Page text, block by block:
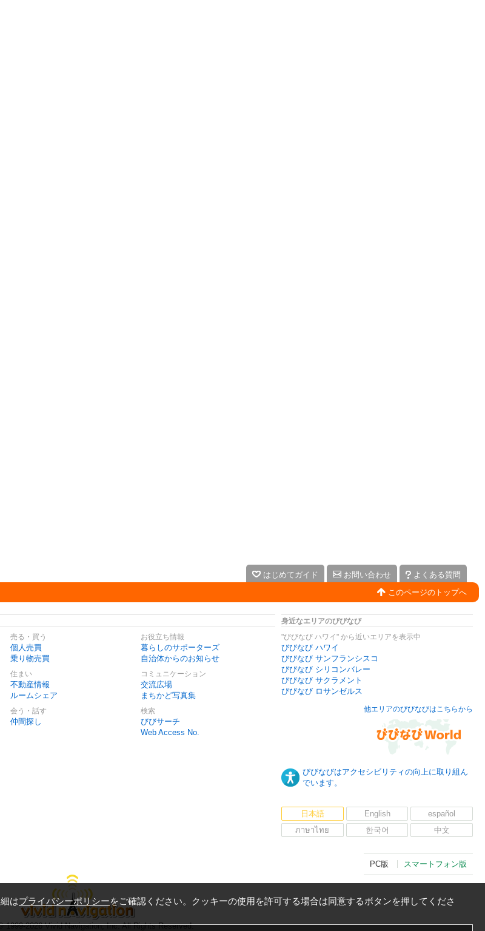
はじめてガイド お問い合わせ
よくある質問
このページのトップへ
売る・買う
個人売買
乗り物売買
住まい
不動産情報
ルームシェア
会う・話す
仲間探し
お役立ち情報
暮らしのサポーターズ
自治体からのお知らせ
コミュニケーション
交流広場
まちかど写真集
検索
びびサーチ
Web Access No.
身近なエリアのびびなび
"びびなび ハワイ" から近いエリアを表示中
びびなび ハワイ
びびなび サンフランシスコ
びびなび シリコンバレー
びびなび サクラメント
びびなび ロサンゼルス
他エリアのびびなびはこちらから
びびなびはアクセシビリティの向上に取り組ん
でいます。
日本語 English
español
ภาษาไทย
한국어 中文
PC版 スマートフォン版
1999-2026Vivid Navigation, Inc.All Rights Reserved.
はプライバシーポリシーをご確認ください。クッキーの使用を許可する場合は同意するボタンを押してくださ